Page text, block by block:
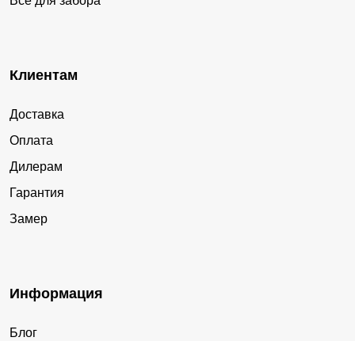
Клиентам
Доставка
Оплата
Дилерам
Гарантия
Замер
Информация
Блог